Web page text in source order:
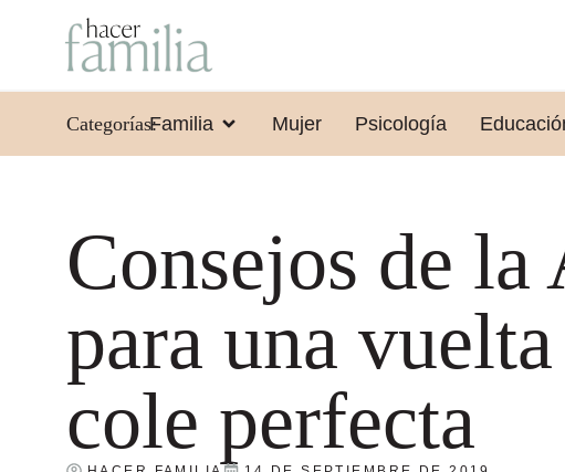
Categorías:Familia Mujer Psicología
Consejos de la
para una
cole perfecta